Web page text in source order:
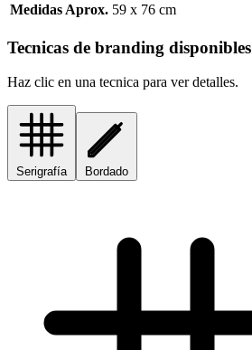
Medidas Aprox. 59 x 76 cm
Tecnicas de branding disponibles
Haz clic en una tecnica para ver detalles.
Serigrafía Bordado